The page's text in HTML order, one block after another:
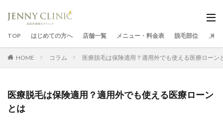
TOP はじめての方へ 店舗一覧 メニュー・料金表 脱毛部位 よく
HOME コラム 医療脱毛は保険適用？適用外でも使える医療ローン
医療脱毛は保険適用？適用外でも使える医療ローン
とは